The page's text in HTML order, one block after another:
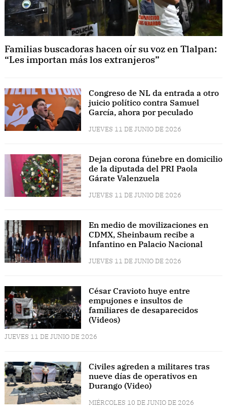
Familias buscadoras hacen oír su voz en Tlalpan:
“Les importan más los extranjeros”
Congreso de NL da entrada a otro
juicio político contra Samuel
García, ahora por peculado
JUEVES 11 DE JUNIO DE 2026
Dejan corona fúnebre en domicilio
de la diputada del PRI Paola
Gárate Valenzuela
JUEVES 11 DE JUNIO DE 2026
En medio de movilizaciones en
CDMX, Sheinbaum recibe a
Infantino en Palacio Nacional
JUEVES 11 DE JUNIO DE 2026
César Cravioto huye entre
empujones e insultos de
familiares de desaparecidos
(Videos)
JUEVES 11 DE JUNIO DE 2026
Civiles agreden a militares tras
nueve días de operativos en
Durango (Video)
MIÉRCOLES 10 DE JUNIO DE 2026